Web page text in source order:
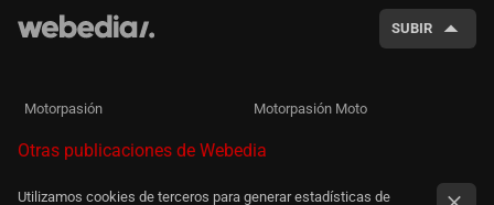
SUBIR
Motorpasión Motorpasión Moto
Otras publicaciones de Webedia
Utilizamos cookies de terceros para generar estadísticas de